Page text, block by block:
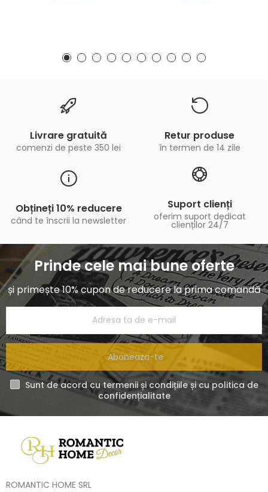
Livrare gratuită
comenzi de peste 350 lei
Retur produse
în termen de 14 zile
Obțineți 10% reducere
când te înscrii la newsletter
Suport clienți
oferim suport dedicat
clienților 24/7
Prinde cele mai bune oferte
și primește 10% cupon de reducere la prima comandă
Aboneaza-te
Sunt de acord cu termenii și condițiile și cu politica de
confidențialitate
ROMANTIC HOME SRL